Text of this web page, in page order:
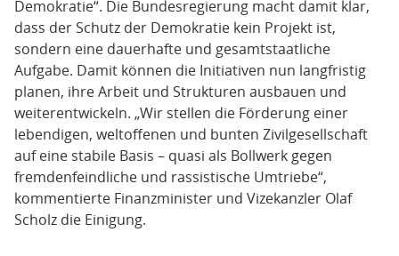
Demokratie“. Die Bundesregierung macht damit klar,
dass der Schutz der Demokratie kein Projekt ist,
sondern eine dauerhafte und gesamtstaatliche
Aufgabe. Damit können die Initiativen nun langfristig
planen, ihre Arbeit und Strukturen ausbauen und
weiterentwickeln. „Wir stellen die Förderung einer
lebendigen, weltoffenen und bunten Zivilgesellschaft
auf eine stabile Basis – quasi als Bollwerk gegen
fremdenfeindliche und rassistische Umtriebe“,
kommentierte Finanzminister und Vizekanzler Olaf
Scholz die Einigung.